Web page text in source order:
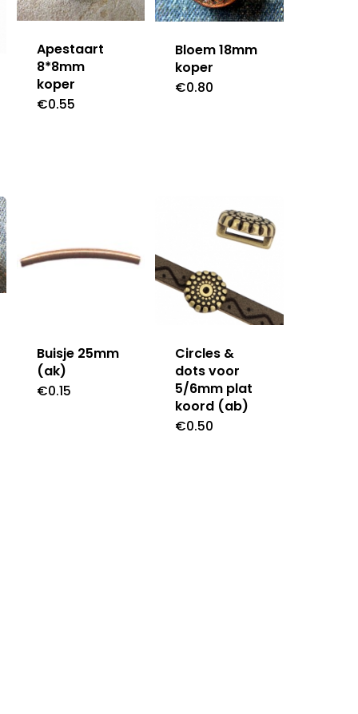
Apestaart
8*8mm
koper
€0.55
Bloem 18mm
koper
€0.80
Buisje 25mm
(ak)
€0.15
Circles &
dots voor
5/6mm plat
koord (ab)
€0.50